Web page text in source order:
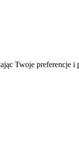
Twoje preferencje